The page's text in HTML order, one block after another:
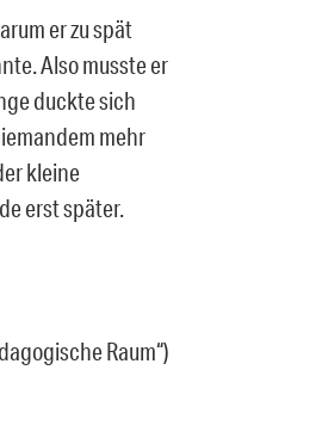
er zu spät
Also musste er
duckte sich
mehr
kleine
erst später.
Raum“)